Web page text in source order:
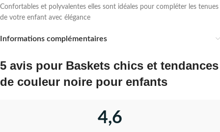
Confortables et polyvalentes elles sont idéales pour compléter les tenues
de votre enfant avec élégance
Informations complémentaires
5 avis pour Baskets chics et tendances
de couleur noire pour enfants
4,6